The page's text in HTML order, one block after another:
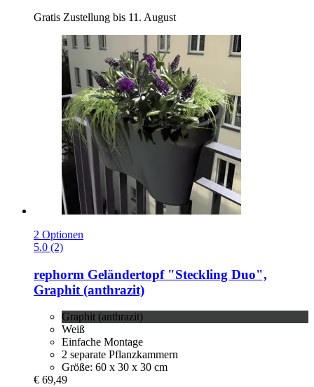
Gratis Zustellung bis 11. August
2 Optionen
5.0 (2)
rephorm Geländertopf "Steckling Duo",
Graphit (anthrazit)
Graphit (anthrazit)
Weiß
Einfache Montage
2 separate Pflanzkammern
Größe: 60 x 30 x 30 cm
€ 69,49